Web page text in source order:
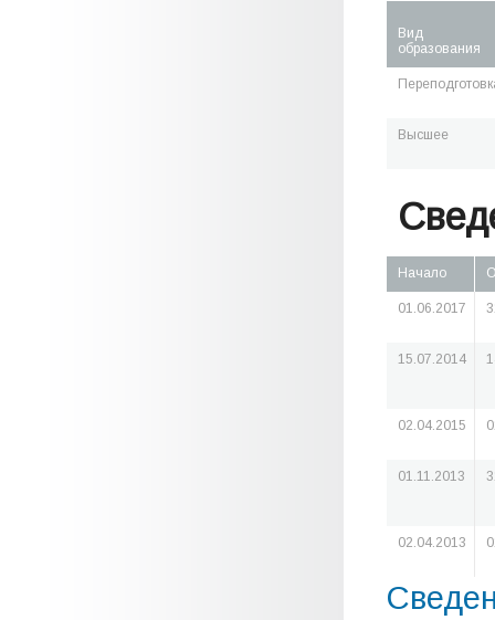
Вид
образования
Высшее
Начало
01.06.2017
15.07.2014
02.04.2015
01.11.2013
02.04.2013